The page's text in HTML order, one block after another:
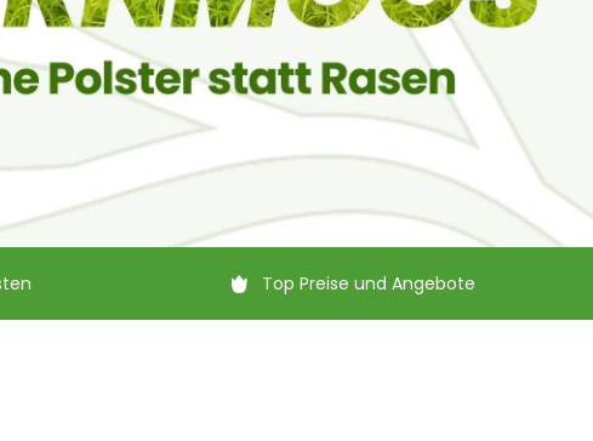
Top Preise und Angebote